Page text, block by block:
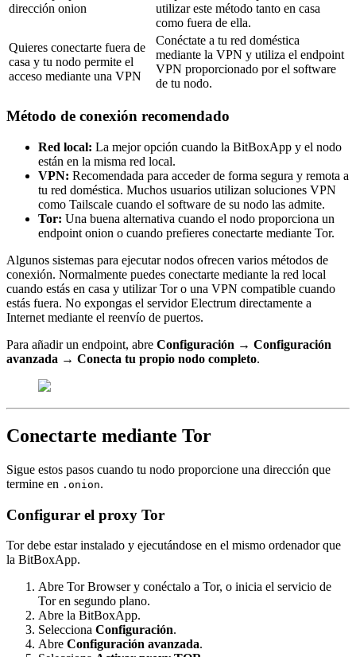
dirección onion
utilizar este método tanto en casa
como fuera de ella.
Quieres conectarte fuera de
casa y tu nodo permite el
acceso mediante una VPN
Conéctate a tu red doméstica
mediante la VPN y utiliza el endpoint
VPN proporcionado por el software
de tu nodo.
Método de conexión recomendado
Red local: La mejor opción cuando la BitBoxApp y el nodo
están en la misma red local.
VPN: Recomendada para acceder de forma segura y remota a
tu red doméstica. Muchos usuarios utilizan soluciones VPN
como Tailscale cuando el software de su nodo las admite.
Tor: Una buena alternativa cuando el nodo proporciona un
endpoint onion o cuando prefieres conectarte mediante Tor.
Algunos sistemas para ejecutar nodos ofrecen varios métodos de
conexión. Normalmente puedes conectarte mediante la red local
cuando estás en casa y utilizar Tor o una VPN compatible cuando
estás fuera. No expongas el servidor Electrum directamente a
Internet mediante el reenvío de puertos.
Para añadir un endpoint, abre Configuración → Configuración
avanzada → Conecta tu propio nodo completo.
Conectarte mediante Tor
Sigue estos pasos cuando tu nodo proporcione una dirección que
termine en .onion.
Configurar el proxy Tor
Tor debe estar instalado y ejecutándose en el mismo ordenador que
la BitBoxApp.
Abre Tor Browser y conéctalo a Tor, o inicia el servicio de
Tor en segundo plano.
Abre la BitBoxApp.
Selecciona Configuración.
Abre Configuración avanzada.